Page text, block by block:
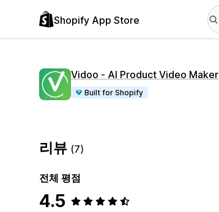
Shopify App Store
Vidoo ‑ AI Product Video Maker
Built for Shopify
리뷰 (7)
전체 평점
4.5